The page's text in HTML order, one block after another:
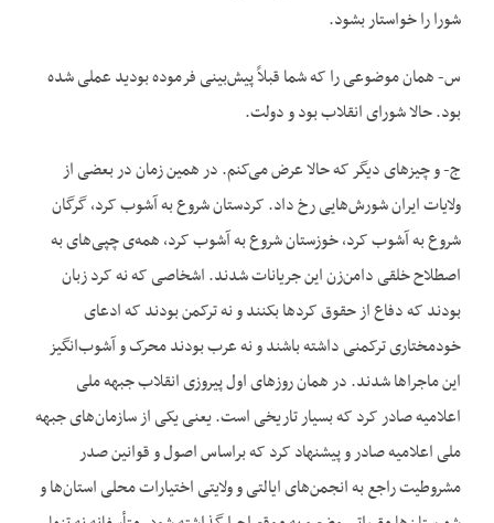
شورا را خواستار بشود.
س- همان موضوعی را که شما قبلاً پیش‌‌بینی فرموده بودید عملی شده
بود. حالا شورای انقلاب بود و دولت.
ج- و چیزهای دیگر که حالا عرض می‌‌کنم. در همین زمان در بعضی از
ولایات ایران شورش‌‌هایی رخ داد. کردستان شروع به آشوب کرد، گرگان
شروع به آشوب کرد، خوزستان شروع به آشوب کرد، همه‌‌ی چپی‌‌های به
اصطلاح خلقی دامن‌‌زن این جریانات شدند. اشخاصی که نه کرد زبان
بودند که دفاع از حقوق کردها بکنند و نه ترکمن بودند که ادعای
خودمختاری ترکمنی داشته باشند و نه عرب بودند محرک و آشوب‌‌انگیز
این ماجراها شدند. در همان روزهای اول پیروزی انقلاب جبهه ملی
اعلامیه صادر کرد که بسیار تاریخی است. یعنی یکی از سازمان‌‌های جبهه
ملی اعلامیه صادر و پیشنهاد کرد که براساس اصول و قوانین صدر
مشروطیت راجع به انجمن‌‌های ایالتی و ولایتی اختیارات محلی استان‌‌ها و